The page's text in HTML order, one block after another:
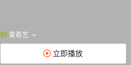
爱奇艺
立即播放